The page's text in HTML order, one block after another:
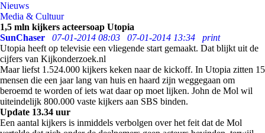
Nieuws
Media & Cultuur
1,5 mln kijkers acteersoap Utopia
SunChaser
07-01-2014 08:03 07-01-2014 13:34
print
Utopia heeft op televisie een vliegende start gemaakt. Dat blijkt uit de
cijfers van Kijkonderzoek.nl
Maar liefst 1.524.000 kijkers keken naar de kickoff. In Utopia zitten 15
mensen die een jaar lang van huis en haard zijn weggegaan om
beroemd te worden of iets wat daar op moet lijken. John de Mol wil
uiteindelijk 800.000 vaste kijkers aan SBS binden.
Update 13.34 uur
Een aantal kijkers is inmiddels verbolgen over het feit dat de Mol